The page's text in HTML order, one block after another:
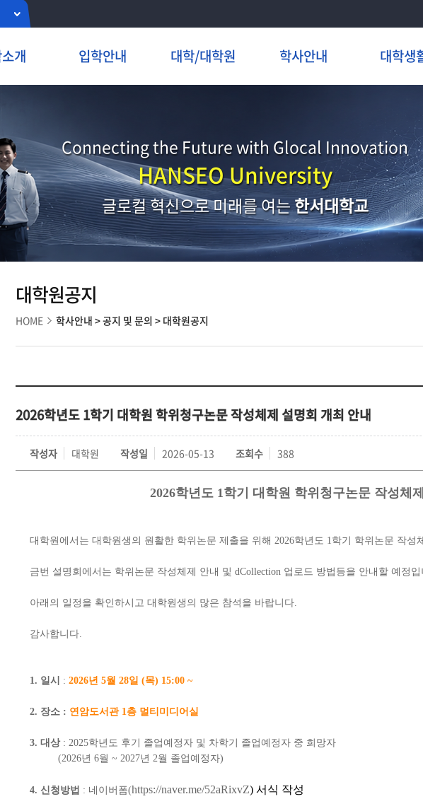
개 입학안내 대학/대학원 학사안내 대학생
Connecting the Future with Glocal Innovation
HANSEO University
글로컬 혁신으로 미래를 여는한서대학교
대학원공지
HOME 학사안내 >공지 및 문의 > 대학원공지
2026학년도 1학기 대학원 학위청구논문 작성체제 설명회 개최 안내
작성자 대학원 작성일 2026-05-13 조회수 388
2026학년도 1학기 대학원 학위청구논문 작성체
대학원에서는 대학원생의 원활한 학위논문 제출을 위해 2026학년도 1학기 학위논문 작성
금번 설명회에서는 학위논문 작성체제 안내 및 dCollection 업로드 방법등을 안내할 예정입
아래의 일정을 확인하시고 대학원생의 많은 참석을 바랍니다.
감사합니다.
1. 일시 : 2026년 5월 28일 (목) 15:00 ~
2. 장소 : 연암도서관 1층 멀티미디어실
3. 대상 : 2025학년도 후기 졸업예정자 및 차학기 졸업예정자 중 희망자
(2026년 6월 ~ 2027년 2월 졸업예정자)
4. 신청방법 : 네이 버폼(https://naver.me/52aRixvZ) 서식 작성